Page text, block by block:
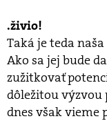
.živio!
Taká je teda
Ako sa jej bude
zužitkovať
dôležitou výzvou
dnes však vieme